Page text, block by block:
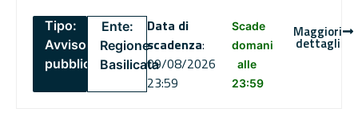
Tipo:
Avviso
pubblico
Ente:
Regione
Basilicata
Data di
scadenza:
09/08/2026
23:59
Scade
domani
alle
23:59
Maggiori
dettagli